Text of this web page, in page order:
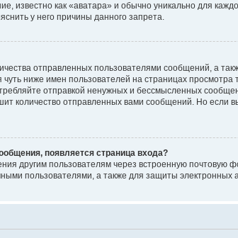
известно как «аватара» и обычно уникально для
у него причины данного запрета.
отправленных пользователями сообщений, а
ниже имен пользователей на страницах
отправкой ненужных и бессмысленных
количество отправленных вами сообщений. Но если
появляется страница входа?
другим пользователям через встроенную
пользователями, а также для защиты электронных